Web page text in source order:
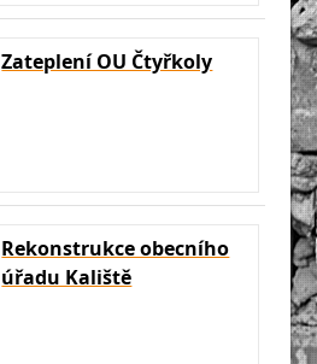
Zateplení OU Čtyřkoly
Rekonstrukce obecního
úřadu Kaliště